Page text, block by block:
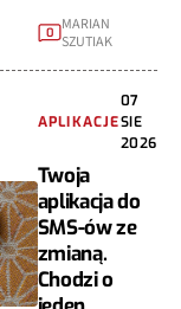
0
MARIAN
SZUTIAK
APLIKACJE
07
SIE
2026
Twoja
aplikacja do
SMS-ów ze
zmianą.
Chodzi o